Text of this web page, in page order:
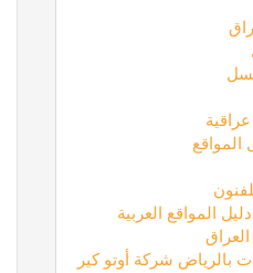
المواقع العربية
بالرياض شركة أوتو كير